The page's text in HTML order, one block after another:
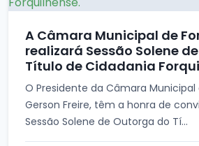
A Câmara Municipal de
realizará Sessão Solene
Título de Cidadania
O Presidente da Câmara Municipal
Gerson Freire, têm a honra de
Sessão Solene de Outorga do Tí...